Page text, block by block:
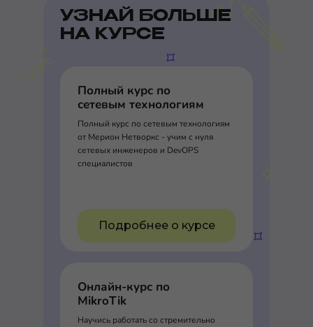
УЗНАЙ БОЛЬШЕ
НА КУРСЕ
Полный курс по
сетевым технологиям
Полный курс по сетевым технологиям
от Мерион Нетворкс - учим с нуля
сетевых инженеров и DevOPS
специалистов
Подробнее о курсе
Онлайн-курс по
MikroTik
Научись работать со стремительно